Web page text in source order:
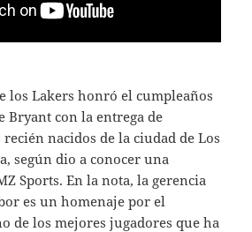
los Lakers honró el cumpleaños
Bryant con la entrega de
recién nacidos de la ciudad de Los
según dio a conocer una
Sports. En la nota, la gerencia
es un homenaje por el
de los mejores jugadores que ha